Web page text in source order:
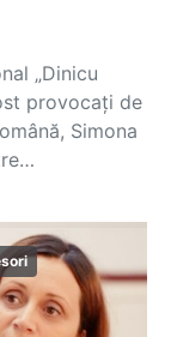
„Dinicu
provocați de
Simona